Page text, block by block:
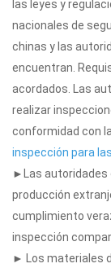
las leyes y
nacionales de
chinas y las
encuentran.
acordados. Las
realizar
conformidad con
inspección para
►Las autoridades
producción
cumplimiento
inspección
► Los materiales